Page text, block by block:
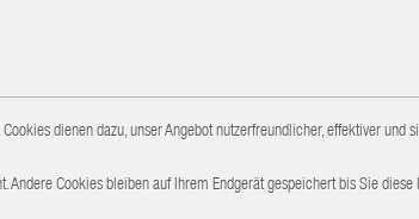
dienen dazu, unser Angebot nutzerfreundlicher, effektiver und
Cookies bleiben auf Ihrem Endgerät gespeichert bis Sie diese